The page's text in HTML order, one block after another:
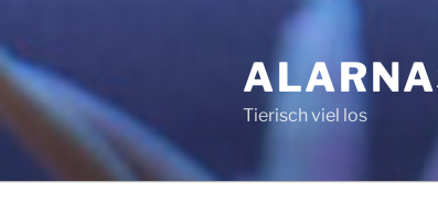
springen
Tierisch viel los